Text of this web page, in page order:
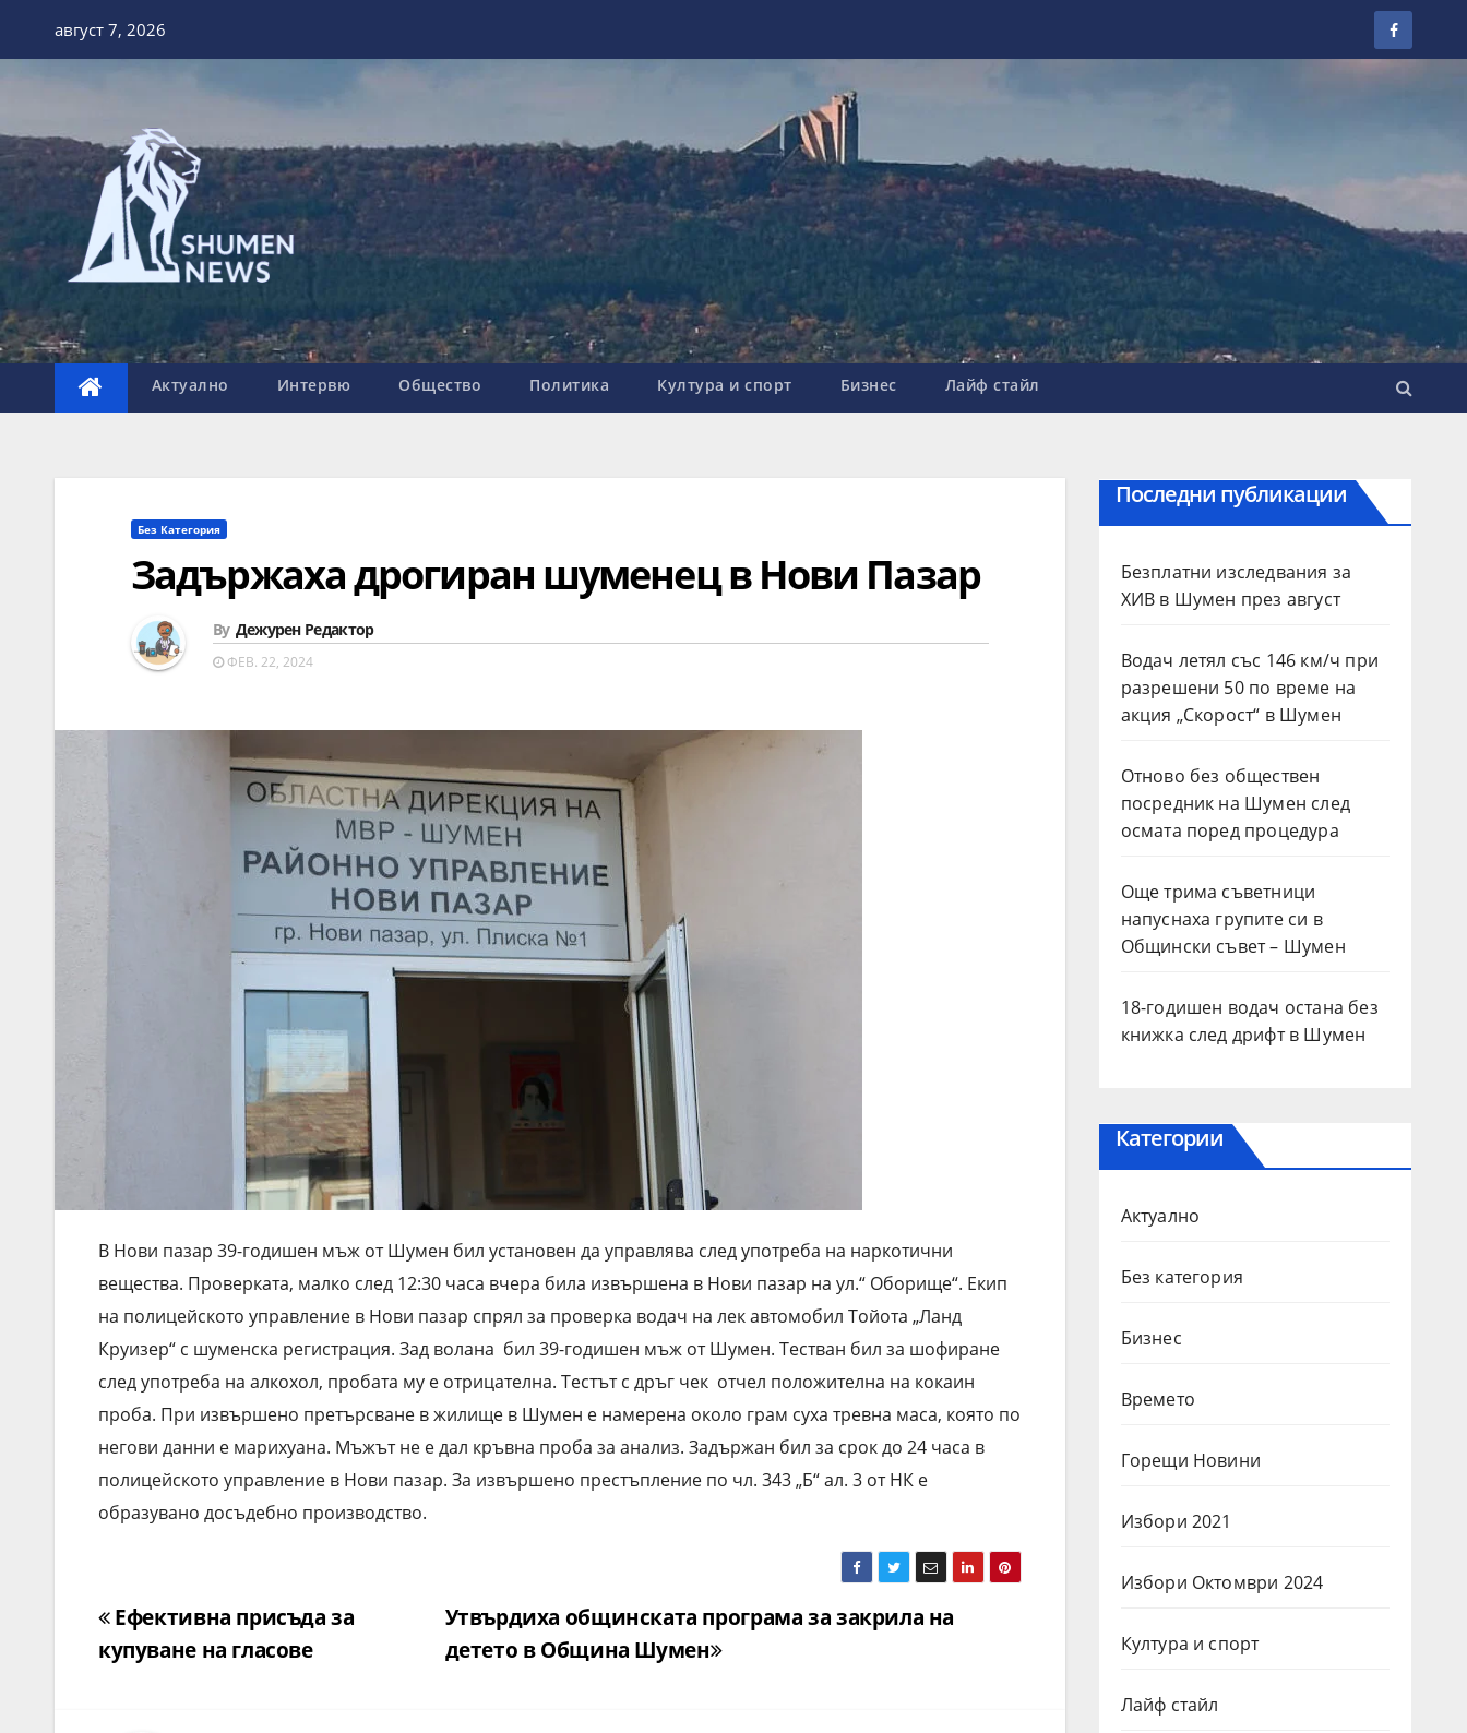
август 7, 2026
Актуално Интервю Общество Политика Култура и спорт Бизнес Лайф стайл
Без Категория
Задържаха дрогиран шуменец в Нови Пазар
By Дежурен Редактор
ФЕВ. 22, 2024
В Нови пазар 39-годишен мъж от Шумен бил установен да управлява след употреба на наркотични
вещества. Проверката, малко след 12:30 часа вчера била извършена в Нови пазар на ул.“ Оборище“. Екип
на полицейското управление в Нови пазар спрял за проверка водач на лек автомобил Тойота „Ланд
Круизер“ с шуменска регистрация. Зад волана бил 39-годишен мъж от Шумен. Тестван бил за шофиране
след употреба на алкохол, пробата му е отрицателна. Тестът с дръг чек отчел положителна на кокаин
проба. При извършено претърсване в жилище в Шумен е намерена около грам суха тревна маса, която по
негови данни е марихуана. Мъжът не е дал кръвна проба за анализ. Задържан бил за срок до 24 часа в
полицейското управление в Нови пазар. За извършено престъпление по чл. 343 „Б“ ал. 3 от НК е
образувано досъдебно производство.
Навигация
Утвърдиха общинската програма за закрила на
детето в Община Шумен
Ефективна присъда за
купуване на гласове
Последни публикации
Безплатни изследвания за
ХИВ в Шумен през август
Водач летял със 146 км/ч при
разрешени 50 по време на
акция „Скорост“ в Шумен
Отново без обществен
посредник на Шумен след
осмата поред процедура
Още трима съветници
напуснаха групите си в
Общински съвет – Шумен
18-годишен водач остана без
книжка след дрифт в Шумен
Категории
Актуално
Без категория
Бизнес
Времето
Горещи Новини
Избори 2021
Избори Октомври 2024
Култура и спорт
Лайф стайл